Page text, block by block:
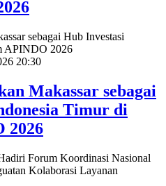
20:30
Makassar sebagai
Timur di
2026